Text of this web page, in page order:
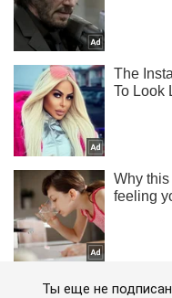
Ты еще не